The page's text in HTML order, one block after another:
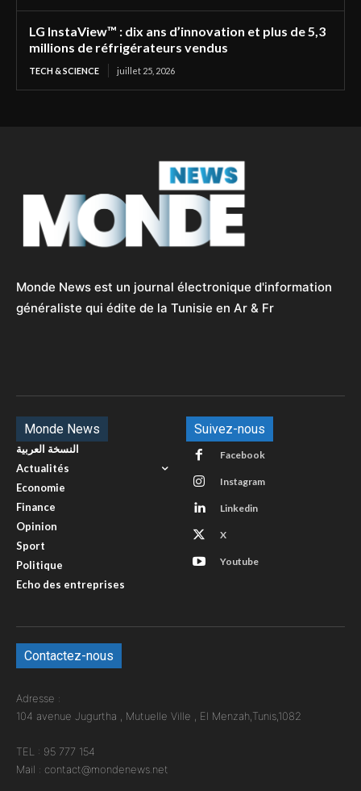
LG InstaView™ : dix ans d’innovation et plus de 5,3
millions de réfrigérateurs vendus
TECH & SCIENCE juillet 25, 2026
Monde News est un journal électronique d'information
généraliste qui édite de la Tunisie en Ar & Fr
Monde News
النسخة العربية
Actualités
Economie
Finance
Opinion
Sport
Politique
Echo des entreprises
Suivez-nous
Facebook
Instagram
Linkedin
X
Youtube
Contactez-nous
Adresse :
104 avenue Jugurtha , Mutuelle Ville , El Menzah,Tunis,1082
TEL : 95 777 154
Mail : contact@mondenews.net